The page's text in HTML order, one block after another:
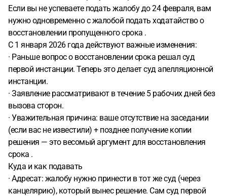
Если вы не успеваете подать жалобу до 24 февраля, вам
нужно одновременно с жалобой подать ходатайство о
восстановлении пропущенного срока .
С 1 января 2026 года действуют важные изменения:
· Раньше вопрос о восстановлении срока решал суд
первой инстанции. Теперь это делает суд апелляционной
инстанции.
· Заявление рассматривают в течение 5 рабочих дней без
вызова сторон.
· Уважительная причина: ваше отсутствие на заседании
(если вас не известили) + позднее получение копии
решения — это весомый аргумент для восстановления
срока .
Куда и как подавать
· Адресат: жалобу нужно принести в тот же суд (через
канцелярию), который вынес решение. Сам суд первой